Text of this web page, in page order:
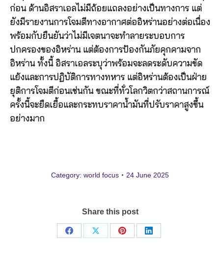
ก่อน ด้านอิสราเอลไม่มีถ้อยแถลงอย่างเป็นทางการ แต่
ยังมีรายงานการโจมตีทางอากาศต่ออิหร่านอย่างต่อเนื่อง
พร้อมกับยืนยันว่าไม่มีเจตนาจะทำลายระบอบการ
ปกครองของอิหร่าน แต่ต้องการป้องกันภัยคุกคามจาก
อิหร่าน ทั้งนี้ อิสราเอลระบุว่าพร้อมจะลดระดับความขัด
แย้งและการปฏิบัติการทางทหาร แต่อิหร่านต้องเป็นฝ่าย
ยุติการโจมตีก่อนเช่นกัน ขณะที่ทั่วโลกวิตกว่าสถานการณ์
ครั้งนี้จะยืดเยื้อและกระทบราคาน้ำมันที่ปรับราคาสูงขึ้น
อย่างมาก
Category: world focus 24 June 2025
Share this post
Share
Share
Share
Share